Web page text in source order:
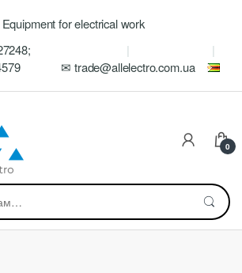
for electrical work
✉ trade@allelectro.com.ua
0